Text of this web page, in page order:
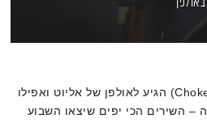
עדי רותם (Choke Beat Orchestra) הגיע לאולפן של אליוט ואפילו
– השירים הכי יפים שיצאו השבוע